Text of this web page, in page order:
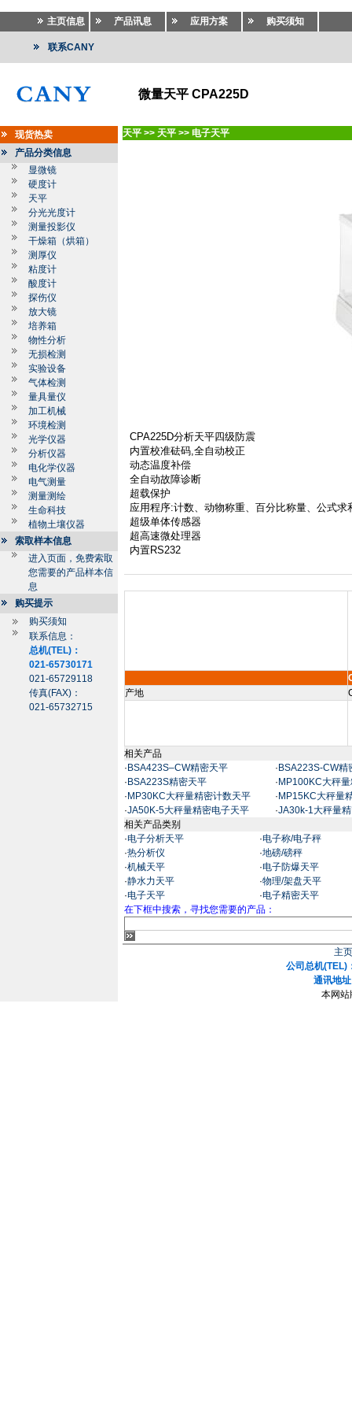
主页信息 产品讯息 应用方案 购买须知
联系CANY
微量天平 CPA225D
现货热卖
产品分类信息
显微镜
硬度计
天平
分光光度计
测量投影仪
干燥箱（烘箱）
测厚仪
粘度计
酸度计
探伤仪
放大镜
培养箱
物性分析
无损检测
实验设备
气体检测
量具量仪
加工机械
环境检测
光学仪器
分析仪器
电化学仪器
电气测量
测量测绘
生命科技
植物土壤仪器
索取样本信息
进入页面，免费索取
您需要的产品样本信
息
购买提示
购买须知
联系信息：
总机(TEL)：
021-65730171
021-65729118
传真(FAX)：
021-65732715
天平 >> 天平 >> 电子天平
CPA225D分析天平四级防震
内置校准砝码,全自动校正
动态温度补偿
全自动故障诊断
超载保护
应用程序:计数、动物称重、百分比称量、公式求
超级单体传感器
超高速微处理器
内置RS232
产地
相关产品
· BSA423S–CW精密天平 · BSA223S-CW精
· BSA223S精密天平 · MP100KC大秤
· MP30KC大秤量精密计数天平 · MP15KC大秤量
·JA50K-5大秤量精密电子天平 ·JA30k-1大秤量
相关产品类别
·电子分析天平 ·电子称/电子秤
·热分析仪 ·地磅/磅秤
·机械天平 ·电子防爆天平
·静水力天平 ·物理/架盘天平
·电子天平 ·电子精密天平
在下框中搜索，寻找您需要的产品：
主
公司总机
通讯地
本网